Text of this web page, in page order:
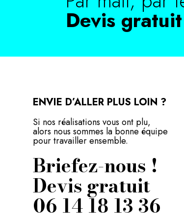
Devis
ENVIE D’ALLER PLUS LOIN ?
Si nos réalisations vous ont plu,
alors nous sommes la bonne équipe
pour travailler ensemble.
Briefez-nous !
Devis gratuit
06 14 18 13 36